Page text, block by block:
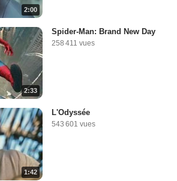
2:00
2:33
Spider-Man: Brand New Day
258 411 vues
1:42
L'Odyssée
543 601 vues